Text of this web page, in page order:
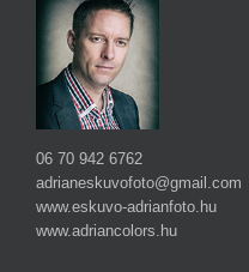
06 70 942 6762
adrianeskuvofoto@gmail.com
www.eskuvo-adrianfoto.hu
www.adriancolors.hu